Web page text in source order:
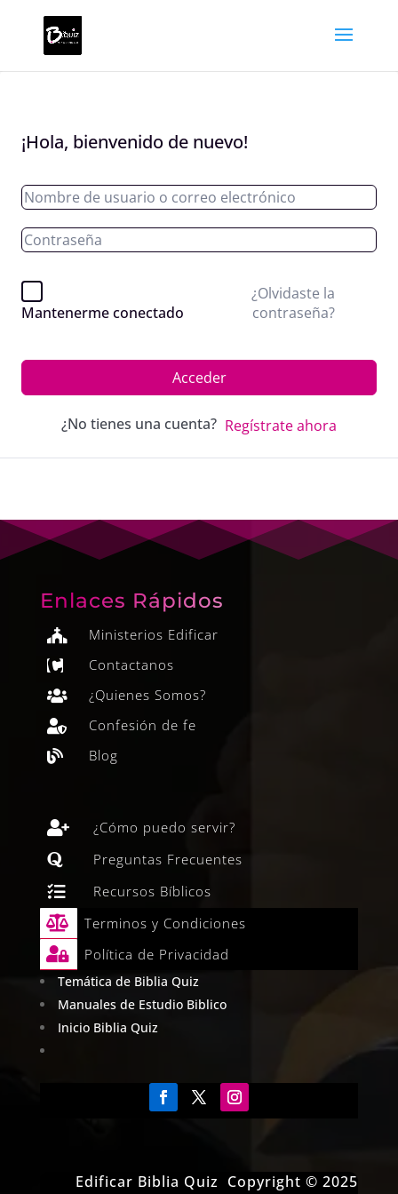
¡Hola, bienvenido de nuevo!
Mantenerme conectado
¿Olvidaste la
contraseña?
Acceder
¿No tienes una cuenta? Regístrate ahora
Enlaces Rápidos
 Ministerios Edificar
 Contactanos
 ¿Quienes Somos?
 Confesión de fe
 Blog
 ¿Cómo puedo servir?
 Preguntas Frecuentes
 Recursos Bíblicos
 Terminos y Condiciones
 Política de Privacidad
Temática de Biblia Quiz
Manuales de Estudio Biblico
Inicio Biblia Quiz
Edificar Biblia Quiz Copyright © 2025